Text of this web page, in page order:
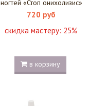
ногтей «Стоп онихолизис»
35 мл
720 руб
скидка мастеру: 25%
в корзину